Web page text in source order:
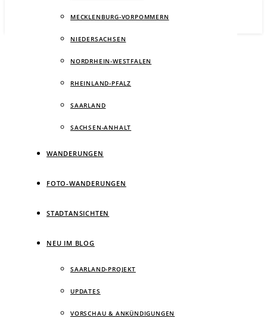
MECKLENBURG-VORPOMMERN
NIEDERSACHSEN
NORDRHEIN-WESTFALEN
RHEINLAND-PFALZ
SAARLAND
SACHSEN-ANHALT
WANDERUNGEN
FOTO-WANDERUNGEN
STADTANSICHTEN
NEU IM BLOG
SAARLAND-PROJEKT
UPDATES
VORSCHAU & ANKÜNDIGUNGEN